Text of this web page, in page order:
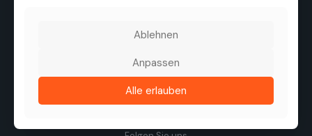
verbessern, durch eine enge Zusammenarbeit mit
Tel. +41 44 747 40 00
info@medilas.ch
Ablehnen
Anpassen
Alle erlauben